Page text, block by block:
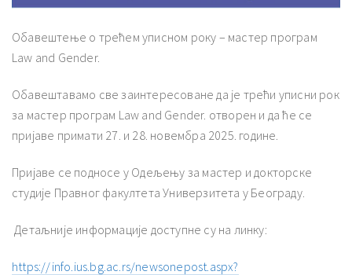
Обавештење о трећем уписном року – мастер програм
Law and Gender.
Обавештавамо све заинтересоване да је трећи уписни рок
за мастер програм Law and Gender. отворен и да ће се
пријаве примати 27. и 28. новембра 2025. године.
Пријаве се подносе у Одељењу за мастер и докторске
студије Правног факултета Универзитета у Београду.
Детаљније информације доступне су на линку:
https://info.ius.bg.ac.rs/newsonepost.aspx?